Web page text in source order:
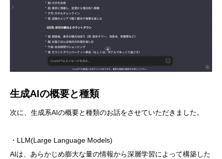
生成AIの概要と種類
次に、生成系AIの概要と種類のお話をさせていただきました。
・LLM(Large Language Models)
AIは、あらかじめ膨大な量の情報から深層学習によって構築した